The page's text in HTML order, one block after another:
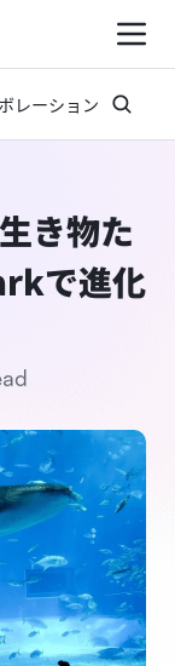
レーション お知らせ
き物た
で進化